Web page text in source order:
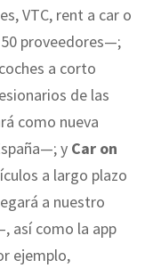
VTC, rent a car o
proveedores—;
a corto
de las
como nueva
y Car on
a largo plazo
a nuestro
así como la app
ejemplo,